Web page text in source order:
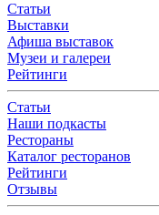
Статьи
Выставки
Афиша выставок
Музеи и галереи
Рейтинги
Статьи
Наши подкасты
Рестораны
Каталог ресторанов
Рейтинги
Отзывы